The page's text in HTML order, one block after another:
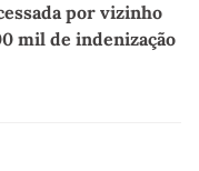
por vizinho
mil de indenização